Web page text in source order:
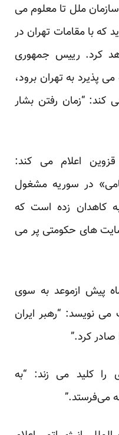
ملل تا معلوم می
با مقامات تهران در
کرد. رییس جمهوری
به تهران برود،
کند: “زمان رفتن بشار
سپاه قزوین اعلام می کند:
در سوریه مشغول
کاهدان زده است که
های حکومتی پر می
پیش ازموعد به سوی
می نویسد: “رهبر ایران
کرد.”
را کلید می زند: “به
می‌فرستد.”